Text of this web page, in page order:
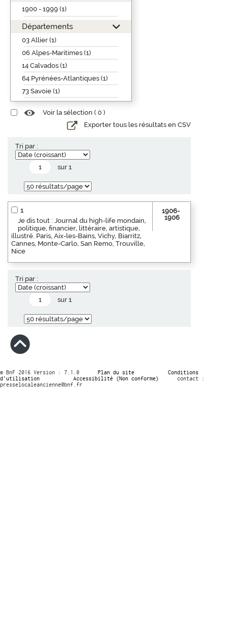
1900 - 1999 (1)
Départements
03 Allier (1)
06 Alpes-Maritimes (1)
14 Calvados (1)
64 Pyrénées-Atlantiques (1)
73 Savoie (1)
Voir la sélection ( 0 )
Exporter tous les résultats en CSV
Tri par :
sur 1
1
Je dis tout : Journal du high-life mondain,
politique, financier, littéraire, artistique,
illustré. Paris, Aix-les-Bains, Vichy, Biarritz,
Cannes, Monte-Carlo, San Remo, Trouville,
Nice
1906-
1906
Tri par :
sur 1
© BnF 2016 Version : 7.1.0 Plan du site
Conditions
d’utilisation
Accessibilité (Non conforme)
contact :
presselocaleancienne@bnf.fr